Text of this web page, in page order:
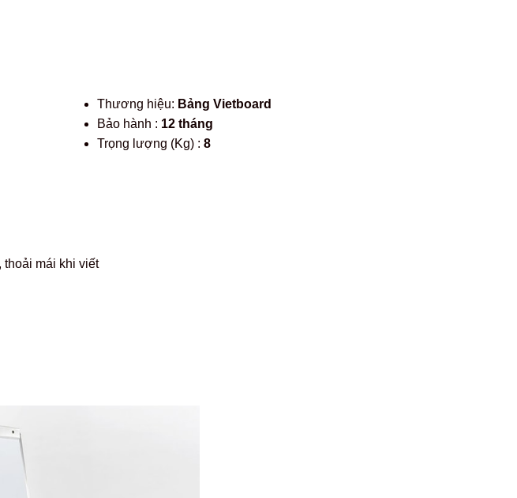
Thương hiệu: Bảng Vietboard
Bảo hành : 12 tháng
Trọng lượng (Kg) : 8
mái khi viết